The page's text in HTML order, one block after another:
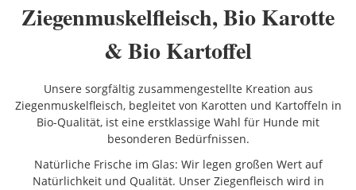
Ziegenmuskelfleisch, Bio Karotte
& Bio Kartoffel
Unsere sorgfältig zusammengestellte Kreation aus
Ziegenmuskelfleisch, begleitet von Karotten und Kartoffeln in
Bio-Qualität, ist eine erstklassige Wahl für Hunde mit
besonderen Bedürfnissen.
Natürliche Frische im Glas: Wir legen großen Wert auf
Natürlichkeit und Qualität. Unser Ziegenfleisch wird in